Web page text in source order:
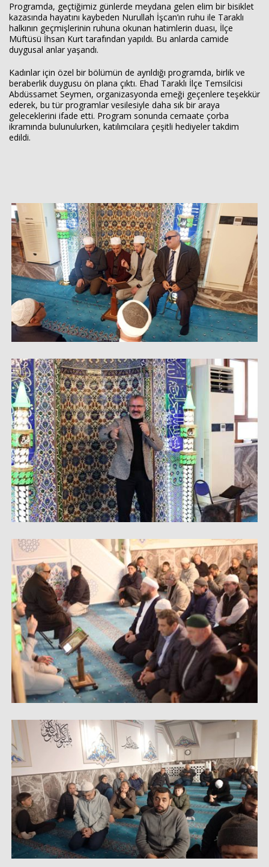
Programda, geçtiğimiz günlerde meydana gelen elim bir bisiklet
kazasında hayatını kaybeden Nurullah İşcan’ın ruhu ile Taraklı
halkının geçmişlerinin ruhuna okunan hatimlerin duası, İlçe
Müftüsü İhsan Kurt tarafından yapıldı. Bu anlarda camide
duygusal anlar yaşandı.
Kadınlar için özel bir bölümün de ayrıldığı programda, birlik ve
beraberlik duygusu ön plana çıktı. Ehad Taraklı İlçe Temsilcisi
Abdüssamet Seymen, organizasyonda emeği geçenlere teşekkür
ederek, bu tür programlar vesilesiyle daha sık bir araya
geleceklerini ifade etti. Program sonunda cemaate çorba
ikramında bulunulurken, katılımcılara çeşitli hediyeler takdim
edildi.